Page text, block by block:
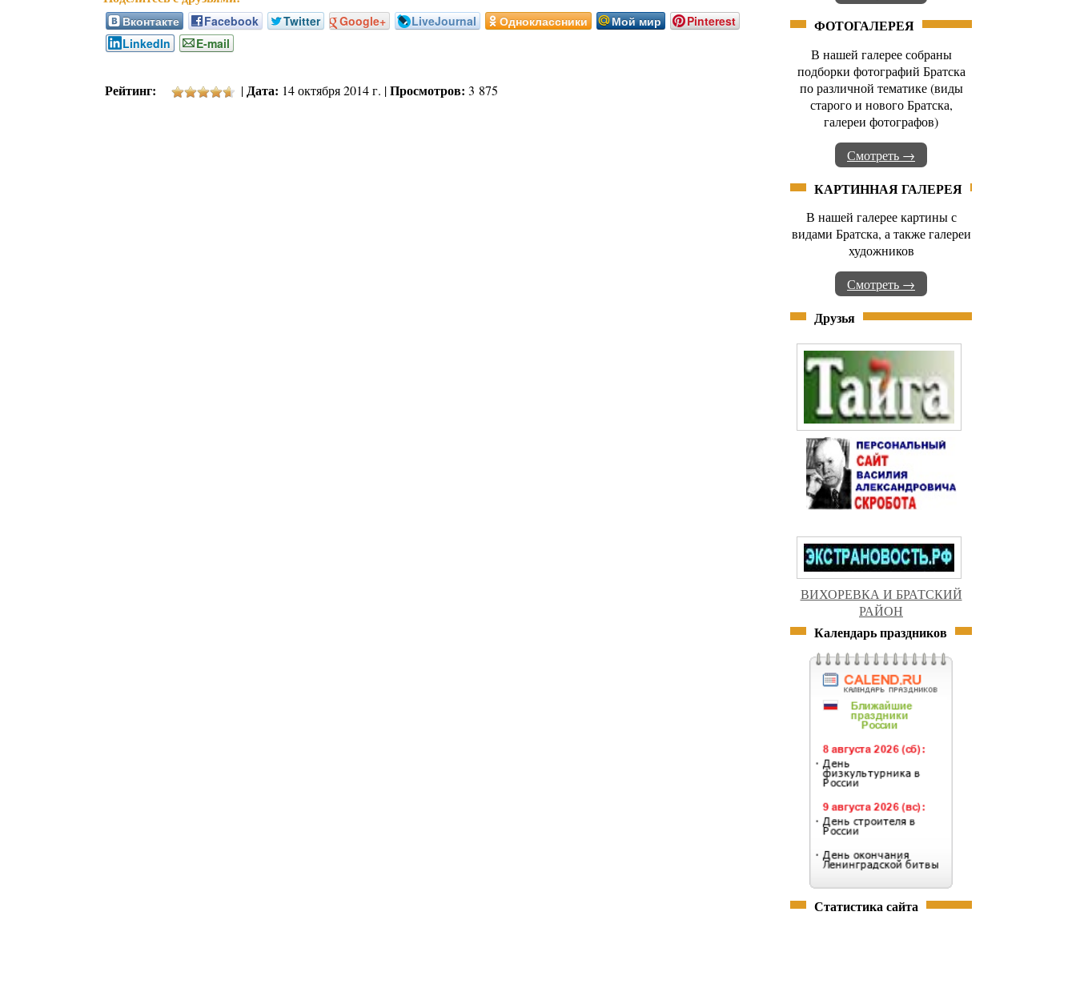
Вконтакте Facebook Twitter Google+ LiveJournal Одноклассники Мой мир
Pinterest
LinkedIn
E-mail
Рейтинг: |Дата: 14 октября 2014 г. |Просмотров: 3 875
ФОТОГАЛЕРЕЯ
В нашей галерее собраны
подборки фотографий Братска
по различной тематике (виды
старого и нового Братска,
галереи фотографов)
Смотреть →
КАРТИННАЯ ГАЛЕРЕЯ
В нашей галерее картины с
видами Братска, а также галереи
художников
Смотреть →
Друзья
ВИХОРЕВКА И БРАТСКИЙ
РАЙОН
Календарь праздников
Статистика сайта